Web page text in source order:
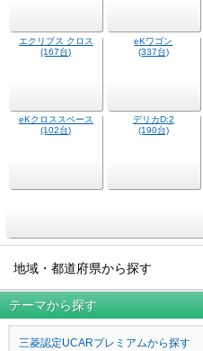
エクリプス クロス
(167台)
eKワゴン
(337台)
eKクロススペース
(102台)
デリカD:2
(190台)
地域・都道府県から探す
テーマから探す
三菱認定UCARプレミアムから探す